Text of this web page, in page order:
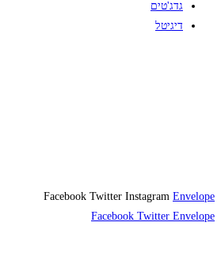
גדג'טים
דיגיטל
Facebook Twitter Instagram Envelope
Facebook Twitter Envelope